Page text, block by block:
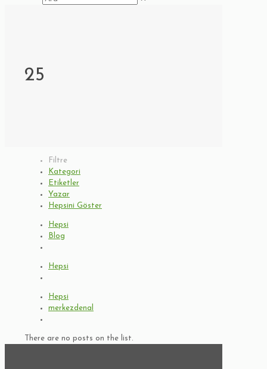
25
Filtre
Kategori
Etiketler
Yazar
Hepsini Göster
Hepsi
Blog
Hepsi
Hepsi
merkezdenal
There are no posts on the list.